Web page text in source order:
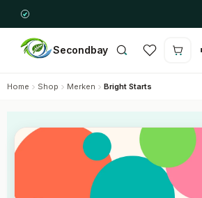
Secondbay
Winkelwagen is leeg
Home Shop Merken Bright Starts